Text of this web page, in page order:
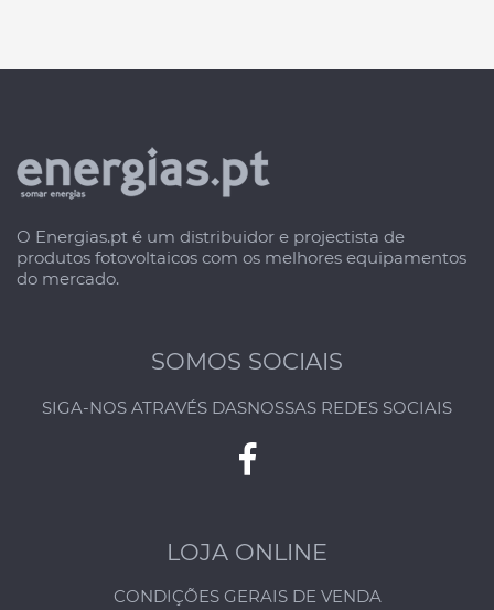
O Energias.pt é um distribuidor e projectista de
produtos fotovoltaicos com os melhores equipamentos
do mercado.
SOMOS SOCIAIS
SIGA-NOS ATRAVÉS DASNOSSAS REDES SOCIAIS
LOJA ONLINE
CONDIÇÕES GERAIS DE VENDA